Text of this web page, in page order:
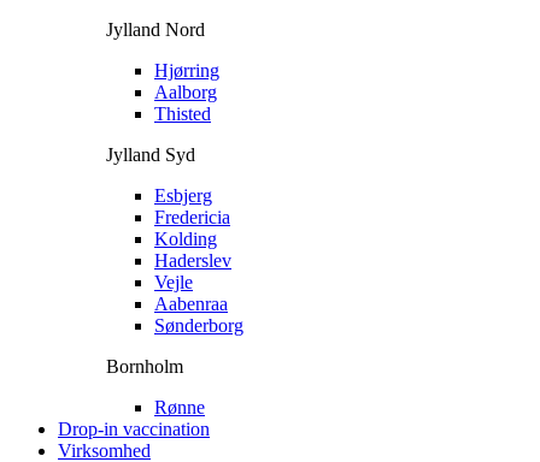
Jylland Nord
Hjørring
Aalborg
Thisted
Jylland Syd
Esbjerg
Fredericia
Kolding
Haderslev
Vejle
Aabenraa
Sønderborg
Bornholm
Rønne
Drop-in vaccination
Virksomhed